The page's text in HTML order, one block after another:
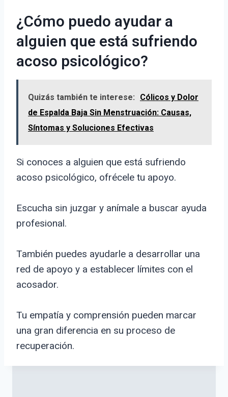
¿Cómo puedo ayudar a
alguien que está sufriendo
acoso psicológico?
Quizás también te interese:
Cólicos y Dolor
de Espalda Baja Sin Menstruación: Causas,
Síntomas y Soluciones Efectivas
Si conoces a alguien que está sufriendo
acoso psicológico, ofrécele tu apoyo.
Escucha sin juzgar y anímale a buscar ayuda
profesional.
También puedes ayudarle a desarrollar una
red de apoyo y a establecer límites con el
acosador.
Tu empatía y comprensión pueden marcar
una gran diferencia en su proceso de
recuperación.